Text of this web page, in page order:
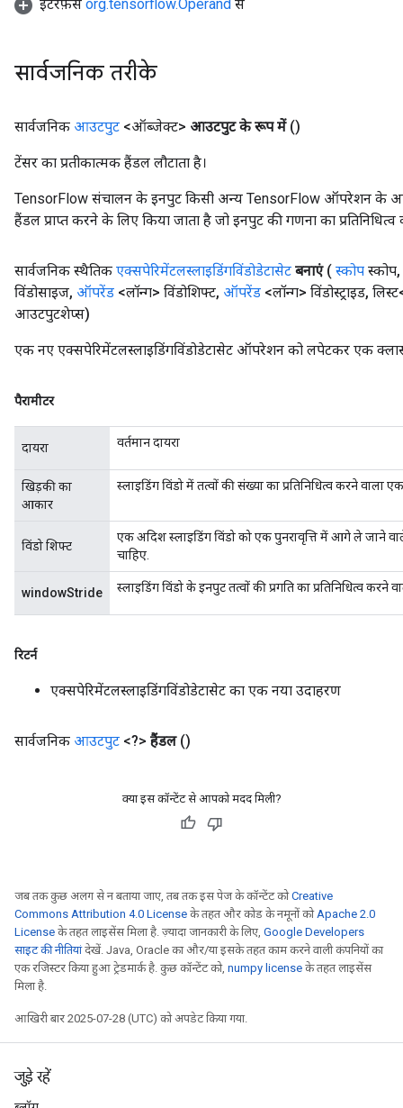
इंटरफ़ेस org.tensorflow.Operand से
सार्वजनिक तरीके
सार्वजनिक आउटपुट <ऑब्जेक्ट> आउटपुट के रूप में ()
टेंसर का प्रतीकात्मक हैंडल लौटाता है।
TensorFlow संचालन के इनपुट किसी अन्य TensorFlow ऑपरेशन के
हैंडल प्राप्त करने के लिए किया जाता है जो इनपुट की गणना का प्रतिनिधित्व
सार्वजनिक स्थैतिक एक्सपेरिमेंटलस्लाइडिंगविंडोडेटासेट बनाएं ( स्कोप स्कोप,
विंडोसाइज, ऑपरेंड <लॉन्ग> विंडोशिफ्ट, ऑपरेंड <लॉन्ग> विंडोस्ट्राइड,
आउटपुटशेप्स)
एक नए एक्सपेरिमेंटलस्लाइडिंगविंडोडेटासेट ऑपरेशन को लपेटकर एक क्लास
पैरामीटर
दायरा वर्तमान दायरा
खिड़की का
आकार
स्लाइडिंग विंडो में तत्वों की संख्या का प्रतिनिधित्व करने वाला
विंडो शिफ्ट
एक अदिश स्लाइडिंग विंडो को एक पुनरावृत्ति में आगे ले जाने
चाहिए.
windowStride स्लाइडिंग विंडो के इनपुट तत्वों की प्रगति का प्रतिनिधित्व
रिटर्न
एक्सपेरिमेंटलस्लाइडिंगविंडोडेटासेट का एक नया उदाहरण
सार्वजनिक आउटपुट <?> हैंडल ()
क्या इस कॉन्टेंट से आपको मदद मिली?
जब तक कुछ अलग से न बताया जाए, तब तक इस पेज के कॉन्टेंट कोCreative
Commons Attribution 4.0 License के तहत और कोड के नमूनों कोApache 2.0
License के तहत लाइसेंस मिला है. ज़्यादा जानकारी के लिए, Google Developers
साइट की नीतियांदेखें. Java, Oracle का और/या इसके तहत काम करने वाली कंपनियों का
एक रजिस्टर किया हुआ ट्रेडमार्क है. कुछ कॉन्टेंट को, numpy license के तहत लाइसेंस
मिला है.
आखिरी बार 2025-07-28 (UTC) को अपडेट किया गया.
जुड़े रहें